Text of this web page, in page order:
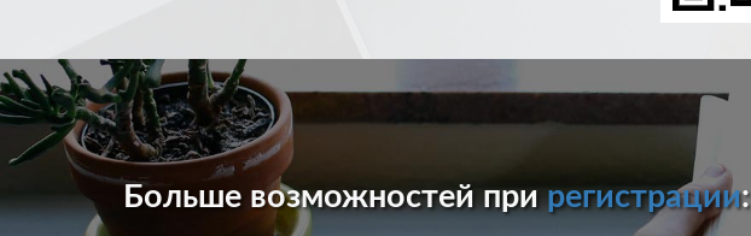
Больше возможностей прирегистрации: